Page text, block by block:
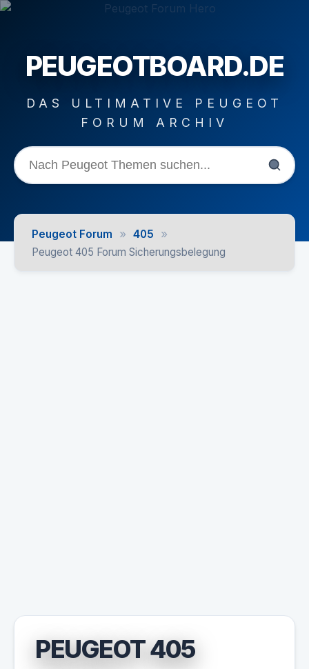
PEUGEOTBOARD.DE
DAS ULTIMATIVE PEUGEOT
FORUM ARCHIV
Peugeot Forum » 405 »
Peugeot 405 Forum Sicherungsbelegung
PEUGEOT 405